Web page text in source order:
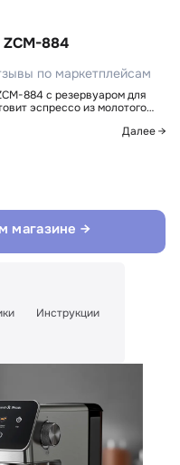
884
по маркетплейсам
884 с резервуаром для
эспрессо из молотого…
Далее →
магазине →
Инструкции